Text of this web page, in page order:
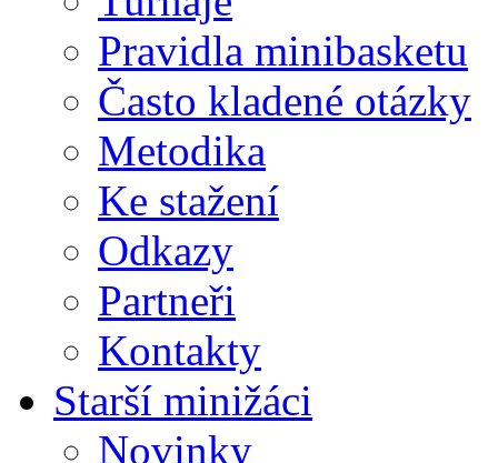
Pravidla minibasketu
Často kladené otázky
Metodika
Ke stažení
Odkazy
Partneři
Kontakty
Starší minižáci
Novinky